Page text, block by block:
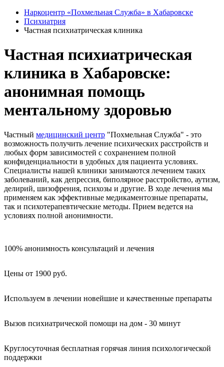
Наркоцентр «Похмельная Служба» в Хабаровске
Психиатрия
Частная психиатрическая клиника
Частная психиатрическая
клиника в Хабаровске:
анонимная помощь
ментальному здоровью
Частный медицинский центр "Похмельная Служба" - это
возможность получить лечение психических расстройств и
любых форм зависимостей с сохранением полной
конфиденциальности в удобных для пациента условиях.
Специалисты нашей клиники занимаются лечением таких
заболеваний, как депрессия, биполярное расстройство, аутизм,
делирий, шизофрения, психозы и другие. В ходе лечения мы
применяем как эффективные медикаментозные препараты,
так и психотерапевтические методы. Прием ведется на
условиях полной анонимности.
100% анонимность консультаций и лечения
Цены от 1900 руб.
Используем в лечении новейшие и качественные препараты
Вызов психиатрической помощи на дом - 30 минут
Круглосуточная бесплатная горячая линия психологической
поддержки